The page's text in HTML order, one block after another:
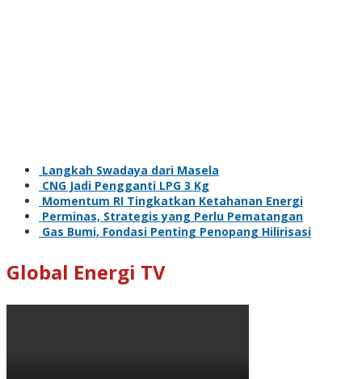
Langkah Swadaya dari Masela
CNG Jadi Pengganti LPG 3 Kg
Momentum RI Tingkatkan Ketahanan Energi
Perminas, Strategis yang Perlu Pematangan
Gas Bumi, Fondasi Penting Penopang Hilirisasi
Global Energi TV